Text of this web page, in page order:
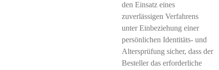
den Einsatz eines
zuverlässigen Verfahrens
unter Einbeziehung einer
persönlichen Identitäts- und
Altersprüfung sicher, dass der
Besteller das erforderliche